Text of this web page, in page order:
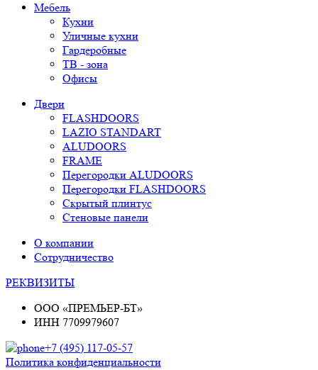
Мебель
Кухни
Уличные кухни
Гардеробные
ТВ - зона
Офисы
Двери
FLASHDOORS
LAZIO STANDART
ALUDOORS
FRAME
Перегородки ALUDOORS
Перегородки FLASHDOORS
Скрытый плинтус
Стеновые панели
О компании
Сотрудничество
РЕКВИЗИТЫ
OOO «ПРЕМЬЕР-БТ»
ИНН 7709979607
+7 (495) 117-05-57
Политика конфиденциальности